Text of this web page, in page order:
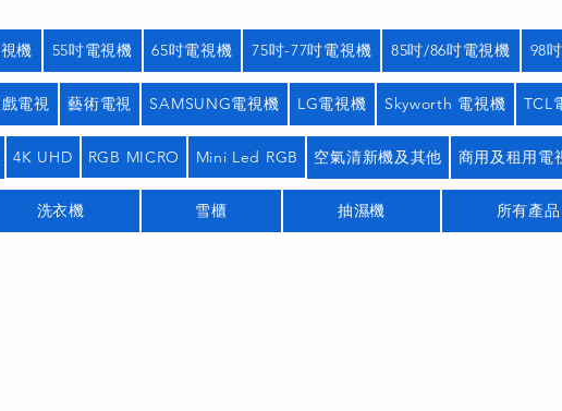
機 55吋電視機 65吋電視機 75吋-77吋電視機 85吋/86吋電視機 98
電視 藝術電視 SAMSUNG電視機 LG電視機 Skyworth 電視機 TCL
4K UHD RGB MICRO Mini Led RGB 空氣清新機及其他 商用及租用電
洗衣機 雪櫃 抽濕機 所有產品